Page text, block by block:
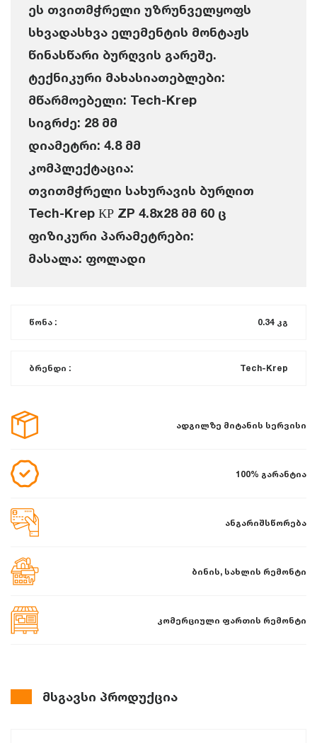
ეს თვითმჭრელი უზრუნველყოფს
სხვადასხვა ელემენტის მონტაჟს
წინასწარი ბურღვის გარეშე.
ტექნიკური მახასიათებლები:
მწარმოებელი: Tech-Krep
სიგრძე: 28 მმ
დიამეტრი: 4.8 მმ
კომპლექტაცია:
თვითმჭრელი სახურავის ბურღით
Tech-Krep КР ZP 4.8x28 მმ 60 ც
ფიზიკური პარამეტრები:
მასალა: ფოლადი
წონა : 0.34 კგ
ბრენდი : Tech-Krep
ადგილზე მიტანის სერვისი
100% გარანტია
ანგარიშსწორება
ბინის, სახლის რემონტი
კომერციული ფართის რემონტი
მსგავსი პროდუქცია